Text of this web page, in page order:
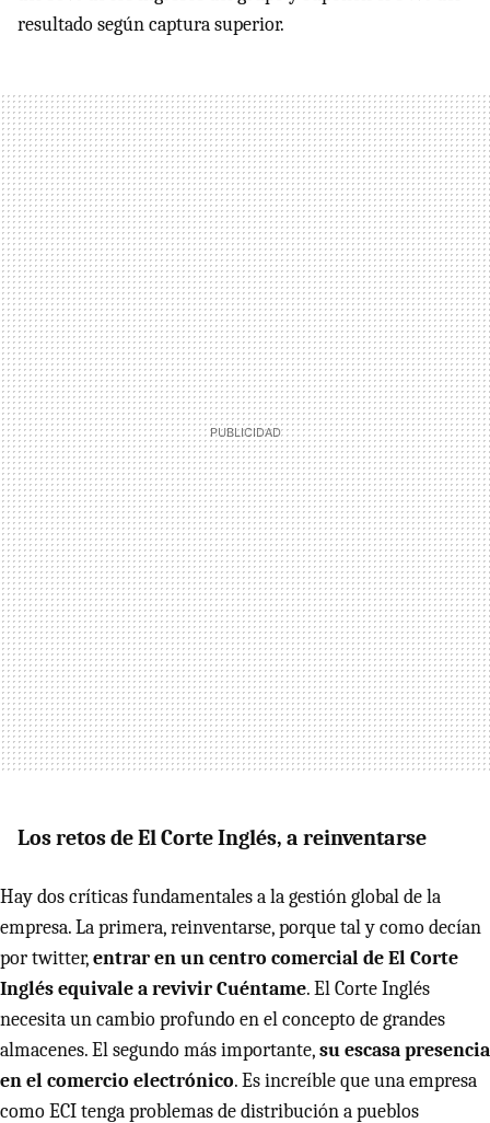
resultado según captura superior.
Los retos de El Corte Inglés, a reinventarse
Hay dos críticas fundamentales a la gestión global de la
empresa. La primera, reinventarse, porque tal y como decían
por twitter,entrar en un centro comercial de El Corte
Inglés equivale a revivir Cuéntame. El Corte Inglés
necesita un cambio profundo en el concepto de grandes
almacenes. El segundo más importante,su escasa presencia
en el comercio electrónico. Es increíble que una empresa
comoECItenga problemas de distribución a pueblos